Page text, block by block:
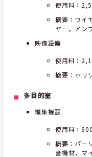
使用料：
摘要：ワイ
ヤー，アン
映像設備
使用料：
摘要：ホリ
多目的室
編集機器
使用料：
摘要：パー
音機材，マ